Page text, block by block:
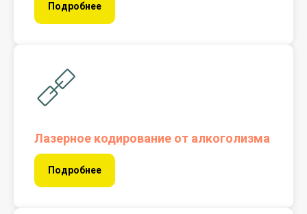
Подробнее
Лазерное кодирование от алкоголизма
Подробнее